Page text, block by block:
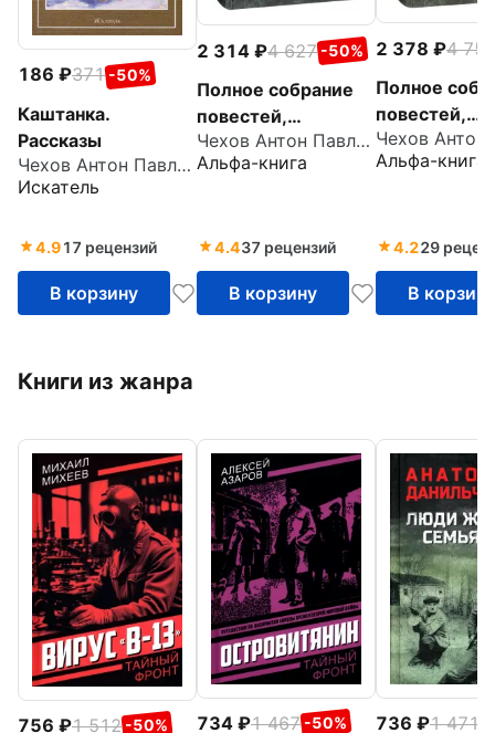
186 371 -50%
Каштанка.
Рассказы
Чехов Антон Павлович
Искатель
4.917 рецензий
В корзину
2 314 4 627 -50%
Полное собрание
повестей,
рассказов и
юморесок в 2
Чехов Антон Павлович
Альфа-книга
4.437 рецензий
В корзину
2 378
4 756
Полное
повестей,
рассказов и
юморесок в
Альфа-книга
4.229
В корзину
Книги из жанра
756 1 512 -50% 734 1 467 -50% 736 1 471